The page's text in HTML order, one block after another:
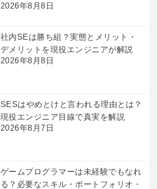
2026年8月8日
社内SEは勝ち組？実態とメリット・
デメリットを現役エンジニアが解説
2026年8月8日
SESはやめとけと言われる理由とは？
現役エンジニア目線で真実を解説
2026年8月7日
ゲームプログラマーは未経験でもなれ
る？必要なスキル・ポートフォリオ・